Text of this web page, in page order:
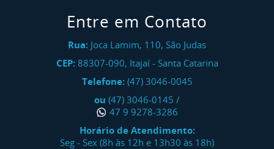
Entre em Contato
Rua: Joca Lamim, 110, São Judas
CEP: 88307-090, Itajaí- Santa Catarina
Telefone: (47) 3046-0045
ou (47) 3046-0145 /
47 9 9278-3286
Horário de Atendimento:
Seg - Sex (8h às 12h e 13h30 às 18h)